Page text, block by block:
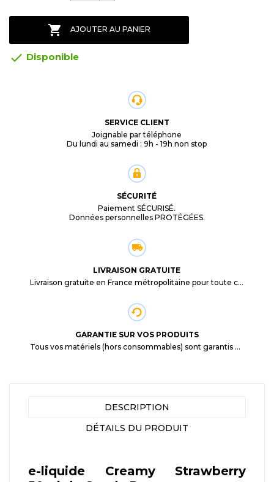
 AJOUTER AU PANIER
 Disponible
SERVICE CLIENT
Joignable par téléphone
Du lundi au samedi : 9h - 19h non stop
SÉCURITÉ
Paiement SÉCURISÉ.
Données personnelles PROTÉGÉES.
LIVRAISON GRATUITE
Livraison gratuite en France métropolitaine pour toute commande supérieure à 29,90€.
GARANTIE SUR VOS PRODUITS
Tous vos matériels (hors consommables) sont garantis 3 mois à partir de la date d'achat
DESCRIPTION
DÉTAILS DU PRODUIT
e-liquide Creamy Strawberry